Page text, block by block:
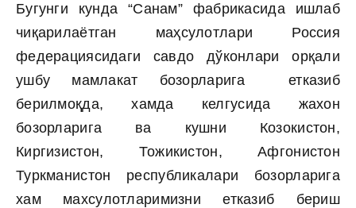
Бугунги кунда “Санам” фабрикасида ишлаб
чиқарилаётган маҳсулотлари Россия
федерациясидаги савдо дўконлари орқали
ушбу мамлакат бозорларига етказиб
берилмоқда, хамда келгусида жахон
бозорларига ва кушни Козокистон,
Киргизистон, Тожикистон, Афгонистон
Туркманистон республикалари бозорларига
хам махсулотларимизни етказиб бериш